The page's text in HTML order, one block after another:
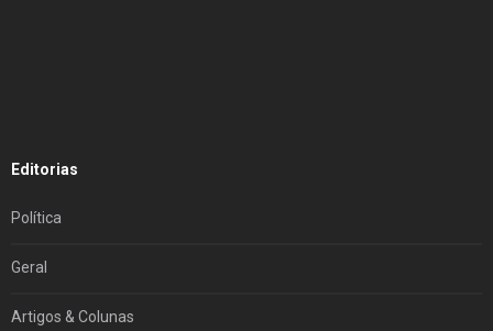
Editorias
Política
Geral
Artigos & Colunas